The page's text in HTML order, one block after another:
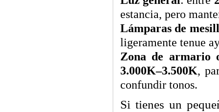
estancia, pero
Lámparas de
ligeramente tenue
Zona de armario
3.000K–3.500K,
confundir tonos.
Si tienes un